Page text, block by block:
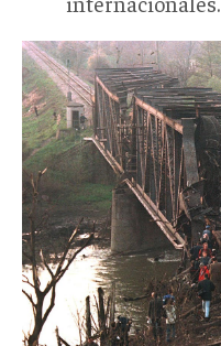
14-
b.jpg